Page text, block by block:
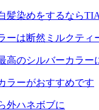
髪染めをするなら
ーは断然ミルクティ
高のシルバーカラー
ラーがおすすめです
外ハネボブに